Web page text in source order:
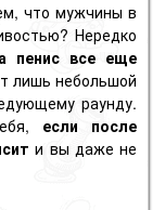
что мужчины в
Нередко
пенис все еще
лишь небольшой
раунду.
если после
и вы даже не